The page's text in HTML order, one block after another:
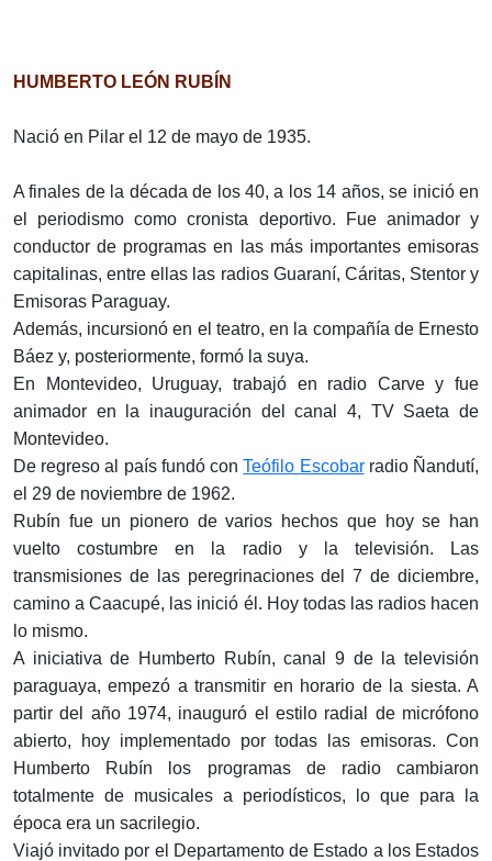
HUMBERTO LEÓN RUBÍN
Nació en Pilar el 12 de mayo de 1935.
A finales de la década de los 40, a los 14 años, se inició en
el periodismo como cronista deportivo. Fue animador y
conductor de programas en las más importantes emisoras
capitalinas, entre ellas las radios Guaraní, Cáritas, Stentor y
Emisoras Paraguay.
Además, incursionó en el teatro, en la compañía de Ernesto
Báez y, posteriormente, formó la suya.
En Montevideo, Uruguay, trabajó en radio Carve y fue
animador en la inauguración del canal 4, TV Saeta de
Montevideo.
De regreso al país fundó conTeófilo Escobarradio Ñandutí,
el 29 de noviembre de 1962.
Rubín fue un pionero de varios hechos que hoy se han
vuelto costumbre en la radio y la televisión. Las
transmisiones de las peregrinaciones del 7 de diciembre,
camino a Caacupé, las inició él. Hoy todas las radios hacen
lo mismo.
A iniciativa de Humberto Rubín, canal 9 de la televisión
paraguaya, empezó a transmitir en horario de la siesta. A
partir del año 1974, inauguró el estilo radial de micrófono
abierto, hoy implementado por todas las emisoras. Con
Humberto Rubín los programas de radio cambiaron
totalmente de musicales a periodísticos, lo que para la
época era un sacrilegio.
Viajó invitado por el Departamento de Estado a los Estados